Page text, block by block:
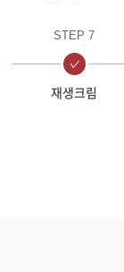
STEP 7
재생크림